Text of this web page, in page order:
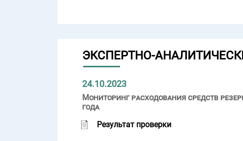
ЭКСПЕРТНО-
24.10.2023
Мониторинг расходования средств
года
Результат проверки